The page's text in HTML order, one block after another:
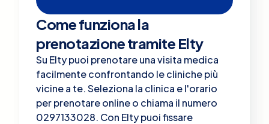
Come funziona la
prenotazione tramite Elty
Su Elty puoi prenotare una visita medica
facilmente confrontando le cliniche più
vicine a te. Seleziona la clinica e l'orario
per prenotare online o chiama il numero
0297133028. Con Elty puoi fissare